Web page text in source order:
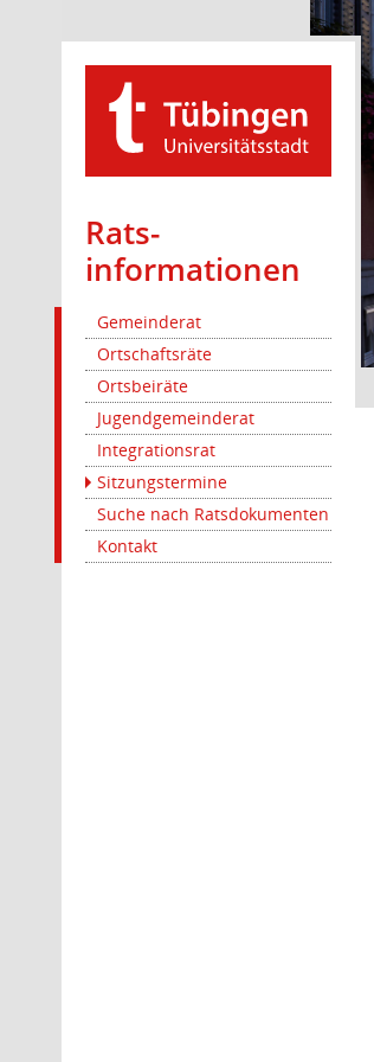
Rats­
informationen
Gemeinderat
Ortschaftsräte
Ortsbeiräte
Jugendgemeinderat
Integrationsrat
Sitzungstermine
Suche nach Ratsdokumenten
Kontakt